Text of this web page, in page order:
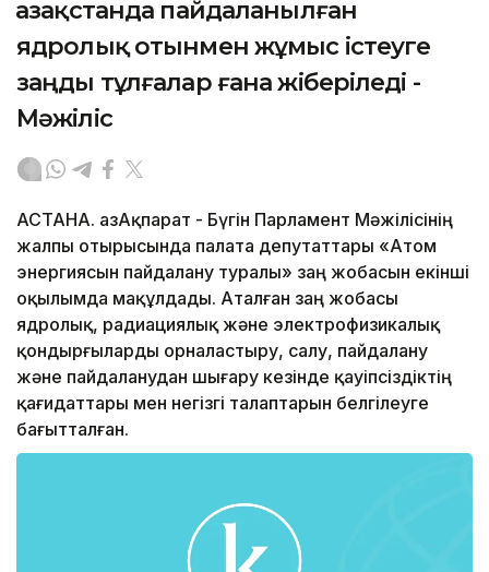
Қазақстанда пайдаланылған
ядролық отынмен жұмыс істеуге
заңды тұлғалар ғана жіберіледі -
Мәжіліс
АСТАНА. ҚазАқпарат - Бүгін Парламент Мәжілісінің
жалпы отырысында палата депутаттары «Атом
энергиясын пайдалану туралы» заң жобасын екінші
оқылымда мақұлдады. Аталған заң жобасы
ядролық, радиациялық және электрофизикалық
қондырғыларды орналастыру, салу, пайдалану
және пайдаланудан шығару кезінде қауіпсіздіктің
қағидаттары мен негізгі талаптарын белгілеуге
бағытталған.